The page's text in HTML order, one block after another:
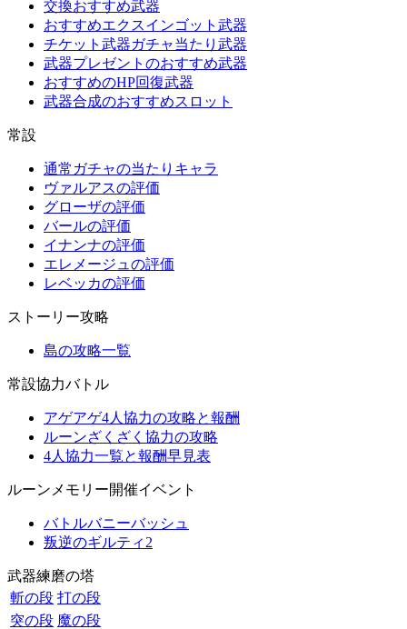
交換おすすめ武器
おすすめエクスインゴット武器
チケット武器ガチャ当たり武器
武器プレゼントのおすすめ武器
おすすめのHP回復武器
武器合成のおすすめスロット
常設
通常ガチャの当たりキャラ
ヴァルアスの評価
グローザの評価
バールの評価
イナンナの評価
エレメージュの評価
レベッカの評価
ストーリー攻略
島の攻略一覧
常設協力バトル
アゲアゲ4人協力の攻略と報酬
ルーンざくざく協力の攻略
4人協力一覧と報酬早見表
ルーンメモリー開催イベント
バトルバニーバッシュ
叛逆のギルティ2
武器練磨の塔
斬の段 打の段
突の段 魔の段